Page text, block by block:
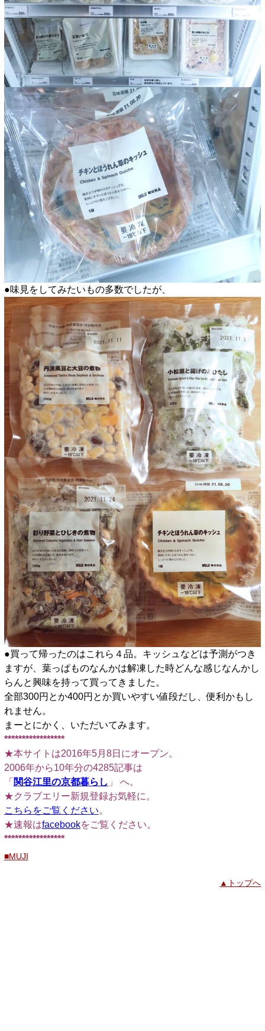
●味見をしてみたいもの多数でしたが、
●買って帰ったのはこれら４品。キッシュなどは予測がつき
ますが、葉っぱものなんかは解凍した時どんな感じなんかし
らんと興味を持って買ってきました。
全部300円とか400円とか買いやすい値段だし、便利かもし
れません。
まーとにかく、いただいてみます。
*****************
★本サイトは2016年5月8日にオープン。
2006年から10年分の4285記事は
「 関谷江里の京都暮らし 」 へ。
★クラブエリー新規登録お気軽に。
こちらをご覧ください。
★速報はfacebookをご覧ください。
*****************
■MUJI
▲トップへ